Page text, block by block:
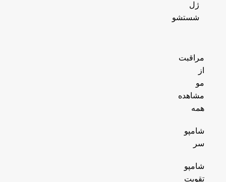
ژل
شستشو
مراقبت
از
مو
مشاهده
همه
شامپو
سر
شامپو
تقویت